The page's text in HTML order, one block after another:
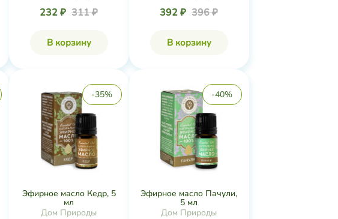
232 ₽ 311 ₽
В корзину
392 ₽ 396 ₽
В корзину
-35%
Эфирное масло Кедр, 5
мл
Дом Природы
-40%
Эфирное масло Пачули,
5 мл
Дом Природы